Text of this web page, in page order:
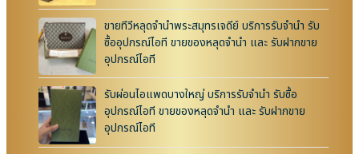
ขายทีวีหลุดจำนำพระสมุทรเจดีย์ บริการรับจำนำ รับ
ซื้ออุปกรณ์ไอที ขายของหลุดจำนำ และ รับฝากขาย
อุปกรณ์ไอที
รับผ่อนไอแพดบางใหญ่ บริการรับจำนำ รับซื้อ
อุปกรณ์ไอที ขายของหลุดจำนำ และ รับฝากขาย
อุปกรณ์ไอที